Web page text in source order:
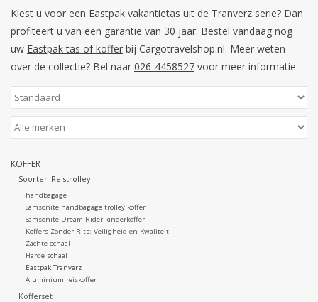
Kiest u voor een Eastpak vakantietas uit de Tranverz serie? Dan
profiteert u van een garantie van 30 jaar. Bestel vandaag nog
uw Eastpak tas of koffer bij Cargotravelshop.nl. Meer weten
over de collectie? Bel naar 026-4458527 voor meer informatie.
KOFFER
Soorten Reistrolley
handbagage
Samsonite handbagage trolley koffer
Samsonite Dream Rider kinderkoffer
Koffers Zonder Rits: Veiligheid en Kwaliteit
Zachte schaal
Harde schaal
Eastpak Tranverz
Aluminium reiskoffer
Kofferset